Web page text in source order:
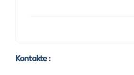
Kontakte :